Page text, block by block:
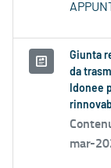
Giunta
da
Idonee
mar-